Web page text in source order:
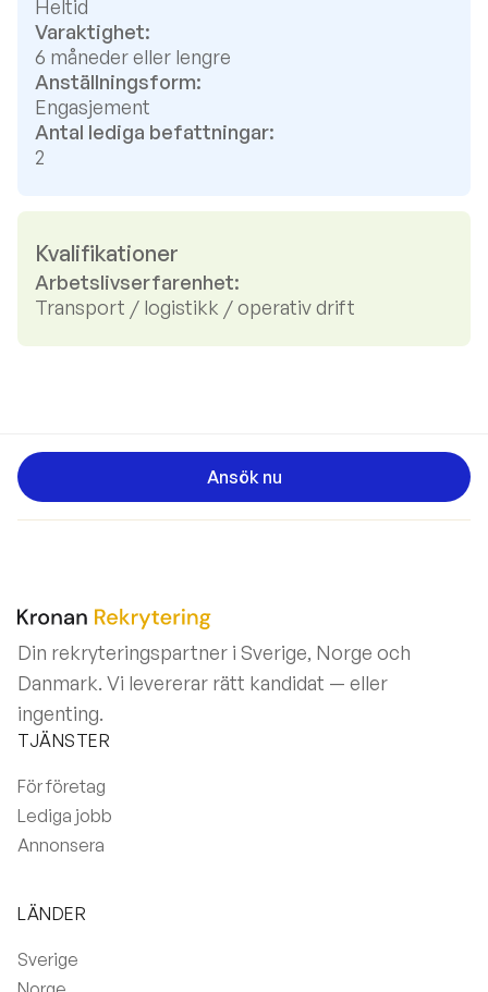
Heltid
Varaktighet:
6 måneder eller lengre
Anställningsform:
Engasjement
Antal lediga befattningar:
2
Kvalifikationer
Arbetslivserfarenhet:
Transport / logistikk / operativ drift
Ansök nu
Din rekryteringspartner i Sverige, Norge och
Danmark. Vi levererar rätt kandidat — eller
ingenting.
TJÄNSTER
För företag
Lediga jobb
Annonsera
LÄNDER
Sverige